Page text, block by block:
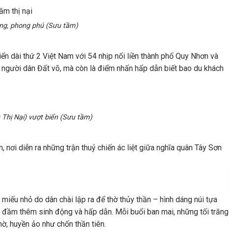
phong phú (Sưu tầm)
dài thứ 2 Việt Nam với 54 nhịp nối liền thành phố Quy Nhơn và
dân Đất võ, mà còn là điểm nhấn hấp dẫn biết bao du khách
Thị Nại) vượt biển (Sưu tầm)
diễn ra những trận thuỷ chiến ác liệt giữa nghĩa quân Tây Sơn
nhỏ do dân chài lập ra để thờ thủy thần – hình dáng núi tựa
thêm sinh động và hấp dẫn. Mỗi buổi ban mai, những tối trăng
huyền ảo như chốn thần tiên.